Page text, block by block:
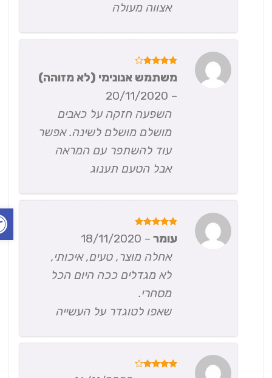
אצווה מעולה
דורג4
מתוך 5
משתמש אנונימי (לא מזוהה)
20/11/2020
השפעה חזקה על כאבים
מושלם מושלם לשינה. אפשר
עוד להשתפר עם המראה
אבל הטעם תענוג
מתוך 5
עומר–
18/11/2020
אחלה מוצר, טעים, איכותי,
לא מגדלים ככה היום הכל
מסחרי.
שאפו לטוגדר על העשייה